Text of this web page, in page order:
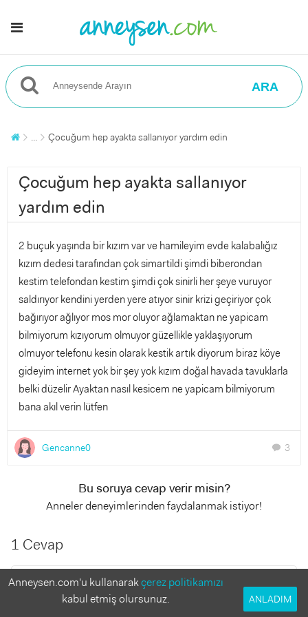
ARA
... Çocuğum hep ayakta sallanıyor yardım edin
Çocuğum hep ayakta sallanıyor
yardım edin
2 buçuk yaşında bir kızım var ve hamileyim evde kalabalığız
kızım dedesi tarafından çok simartildi şimdi biberondan
kestim telefondan kestim şimdi çok sinirli her şeye vuruyor
saldırıyor kendini yerden yere atıyor sinir krizi geçiriyor çok
bağırıyor ağlıyor mos mor oluyor ağlamaktan ne yapicam
bilmiyorum kızıyorum olmuyor güzellikle yaklaşıyorum
olmuyor telefonu kesin olarak kestik artık diyorum biraz köye
gideyim internet yok bir şey yok kızım doğal havada tavuklarla
belki düzelir Ayaktan nasıl kesicem ne yapicam bilmiyorum
bana akıl verin lütfen
Gencanne0 chat 3
Bu soruya cevap verir misin?
Anneler deneyimlerinden faydalanmak istiyor!
1 Cevap
Nermince9
1 yıl önce
Anneysen.com'u kullanarakçerez politikamızı
kabul etmiş olursunuz.
ANLADIM